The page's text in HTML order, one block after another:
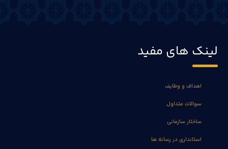
لینک های مفید
اهداف و وظایف
سوالات متداول
ساختار سازمانی
استانداری در رسانه ها